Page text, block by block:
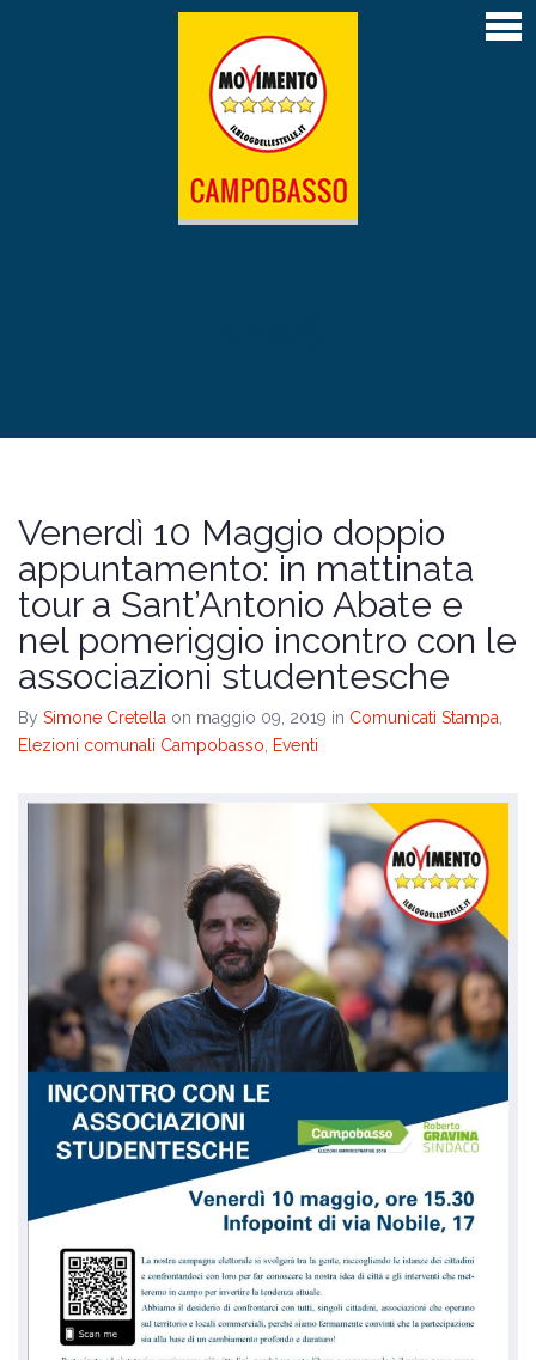
Il programma
Amministrative 2024
Venerdì 10 Maggio doppio
appuntamento: in mattinata
tour a Sant’Antonio Abate e
nel pomeriggio incontro con le
associazioni studentesche
By Simone Cretella on maggio 09, 2019 in Comunicati Stampa
Elezioni comunali Campobasso
Eventi